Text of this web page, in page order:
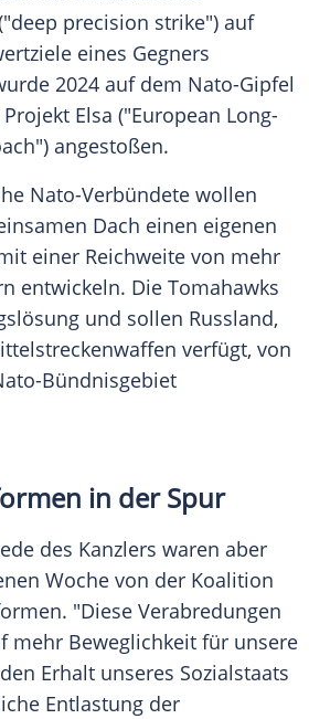
precision strike") auf
eines Gegners
2024 auf dem Nato-Gipfel
Elsa ("European Long-
angestoßen.
Nato-Verbündete wollen
Dach einen eigenen
einer Reichweite von mehr
entwickeln. Die Tomahawks
und sollen Russland,
verfügt, von
Bündnisgebiet
in der Spur
des Kanzlers waren aber
Woche von der Koalition
"Diese Verabredungen
mehr Beweglichkeit für unsere
Erhalt unseres Sozialstaats
Entlastung der